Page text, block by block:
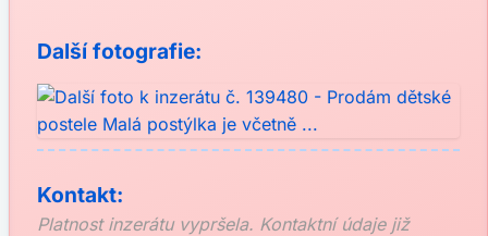
Další fotografie:
Kontakt:
Platnost inzerátu vypršela. Kontaktní údaje již